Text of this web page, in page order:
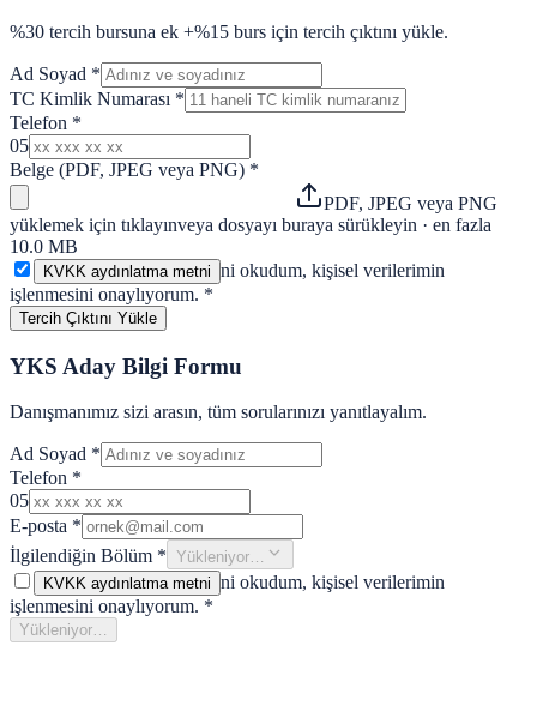
%30 tercih bursuna ek +%15 burs için tercih çıktını yükle.
Ad Soyad *
TC Kimlik Numarası *
Telefon *
05
Belge (PDF, JPEG veya PNG) *
PDF, JPEG veya PNG
yüklemek için tıklayınveya dosyayı buraya sürükleyin · en fazla
10.0 MB
KVKK aydınlatma metni ni okudum, kişisel verilerimin
işlenmesini onaylıyorum. *
Tercih Çıktını Yükle
YKS Aday Bilgi Formu
Danışmanımız sizi arasın, tüm sorularınızı yanıtlayalım.
Ad Soyad *
Telefon *
05
E-posta *
İlgilendiğin Bölüm * Yükleniyor…
KVKK aydınlatma metni ni okudum, kişisel verilerimin
işlenmesini onaylıyorum. *
Yükleniyor…